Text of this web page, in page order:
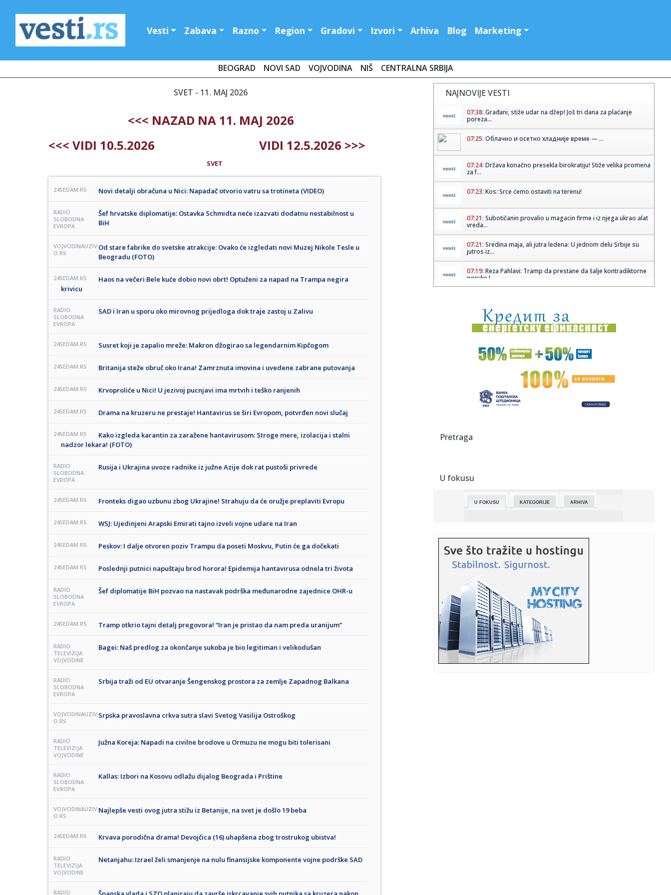
Vesti Zabava Razno Region Gradovi Izvori Arhiva Blog Marketing
BEOGRAD NOVI SAD VOJVODINA NIŠ CENTRALNA SRBIJA
SVET - 11. MAJ 2026
<<< NAZAD NA 11. MAJ 2026
<<< VIDI 10.5.2026
VIDI 12.5.2026 >>>
SVET
24SEDAM.RS Novi detalji obračuna u Nici: Napadač otvorio vatru sa trotineta (VIDEO)
RADIO
SLOBODNA
EVROPA
Šef hrvatske diplomatije: Ostavka Schmidta neće izazvati dodatnu nestabilnost u
BiH
VOJVODINAUZIV
O.RS
Od stare fabrike do svetske atrakcije: Ovako će izgledati novi Muzej Nikole Tesle u
Beogradu (FOTO)
24SEDAM.RS
Haos na večeri Bele kuće dobio novi obrt! Optuženi za napad na Trampa negira
krivicu
RADIO
SLOBODNA
EVROPA
SAD i Iran u sporu oko mirovnog prijedloga dok traje zastoj u Zalivu
24SEDAM.RS Susret koji je zapalio mreže: Makron džogirao sa legendarnim Kipčogom
24SEDAM.RS Britanija steže obruč oko Irana! Zamrznuta imovina i uvedene zabrane putovanja
24SEDAM.RS Krvoproliće u Nici! U jezivoj pucnjavi ima mrtvih i teško ranjenih
24SEDAM.RS Drama na kruzeru ne prestaje! Hantavirus se širi Evropom, potvrđen novi slučaj
24SEDAM.RS
Kako izgleda karantin za zaražene hantavirusom: Stroge mere, izolacija i stalni
nadzor lekara! (FOTO)
RADIO
SLOBODNA
EVROPA
Rusija i Ukrajina uvoze radnike iz južne Azije dok rat pustoši privrede
24SEDAM.RS Fronteks digao uzbunu zbog Ukrajine! Strahuju da će oružje preplaviti Evropu
24SEDAM.RS WSJ: Ujedinjeni Arapski Emirati tajno izveli vojne udare na Iran
24SEDAM.RS Peskov: I dalje otvoren poziv Trampu da poseti Moskvu, Putin će ga dočekati
24SEDAM.RS Poslednji putnici napuštaju brod horora! Epidemija hantavirusa odnela tri života
RADIO
SLOBODNA
EVROPA
Šef diplomatije BiH pozvao na nastavak podrška međunarodne zajednice OHR-u
24SEDAM.RS Tramp otkrio tajni detalj pregovora! “Iran je pristao da nam preda uranijum”
RADIO
TELEVIZIJA
VOJVODINE
Bagei: Naš predlog za okončanje sukoba je bio legitiman i velikodušan
RADIO
SLOBODNA
EVROPA
Srbija traži od EU otvaranje Šengenskog prostora za zemlje Zapadnog Balkana
VOJVODINAUZIV
O.RS
Srpska pravoslavna crkva sutra slavi Svetog Vasilija Ostroškog
RADIO
TELEVIZIJA
VOJVODINE
Južna Koreja: Napadi na civilne brodove u Ormuzu ne mogu biti tolerisani
RADIO
SLOBODNA
EVROPA
Kallas: Izbori na Kosovu odlažu dijalog Beograda i Prištine
VOJVODINAUZIV
O.RS
Najlepše vesti ovog jutra stižu iz Betanije, na svet je došlo 19 beba
24SEDAM.RS Krvava porodična drama! Devojčica (16) uhapšena zbog trostrukog ubistva!
RADIO
TELEVIZIJA
VOJVODINE
Netanjahu: Izrael želi smanjenje na nulu finansijske komponente vojne podrške SAD
RADIO
NAJNOVIJE VESTI
07:38: Građani, stiže udar na džep! Još tri dana za plaćanje
poreza...
07:25: Облачно и осетно хладније време — ...
07:24: Država konačno presekla birokratiju! Stiže velika promena
za f...
07:23: Kos: Srce ćemo ostaviti na terenu!
07:21: Subotičanin provalio u magacin firme i iz njega ukrao alat
vreda...
07:21: Sredina maja, ali jutra ledena: U jednom delu Srbije su
jutros iz...
07:19: Reza Pahlavi: Tramp da prestane da šalje kontradiktorne
poruke I...
07:16:Susret Trampa i Sija mogao bi da definiše odnose
supersila na du...
07:16:Kina daje prioritet opstanku režima u Iranu, kaže analitičar
Poznato je ko će glumiti Jelenu Trojansku u "Odiseji"
07:09:Evroposlanik Prebilič: Situacija nije povoljna za Srbiju
Svetog Save
07:06:
07:06:
Ima li dogovora opozicije o zajedničkim kandidatima: SDS
07:02:Električna Škoda Peaq u novom najavnom videu
07:01:Srpsko RV i PVO izvelo interesantnu vazduhoplovnu
aktivnost: Preb...
07:01:Automobil oborio majku i ćerku na pešačkom u Beogradu
07:01:Radnik Luvra uhapšen zbog opsežne prevare sa
ulaznicama
Pretraga
U fokusu
U FOKUSU KATEGORIJE ARHIVA